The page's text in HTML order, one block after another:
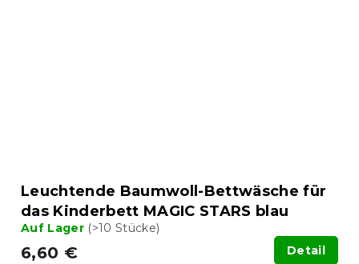
Leuchtende Baumwoll-Bettwäsche für
das Kinderbett MAGIC STARS blau
Auf Lager (>10 Stücke)
6,60 € Detail